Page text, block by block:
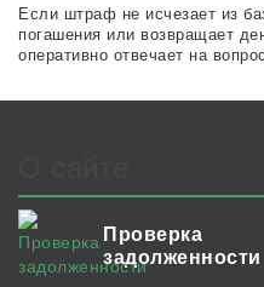
Если штраф не исчезает из
погашения или возвращает
оперативно отвечает на
Проверка
задолженности